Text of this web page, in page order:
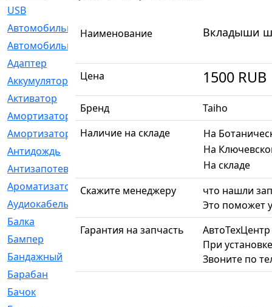
USB
Автомобильное
[6]
Автомобильный
Адаптер
[3]
Аккумулятор
Активатор
[1]
Амортизатор
[608]
Амортизаторы
[21]
Антидождь
Антизапотеватель
Ароматизатор
[35]
Аудиокабель
Балка
[58]
Бампер
Бандажный
Барабан
[5]
Бачок
Наименование Вкладыши
Цена 1500 RUB
Бренд
Taiho
Наличие на складе
На
На
На складе
Скажите менеджеру
что нашли
Это поможет
Гарантия на запчасть
При
Звоните по